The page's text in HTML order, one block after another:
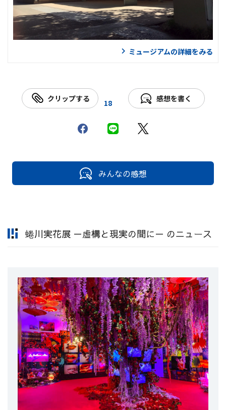
ミュージアムの詳細をみる
クリップする 18 感想を書く
みんなの感想
蜷川実花展 －虚構と現実の間に－ のニュース